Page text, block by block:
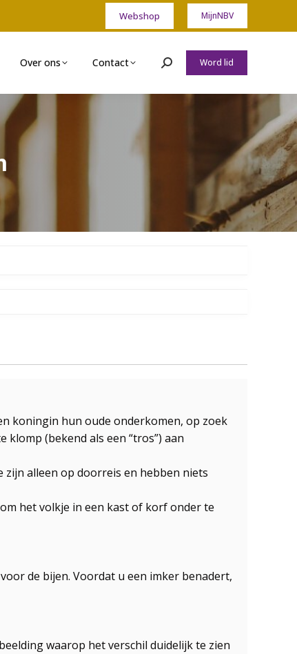
Webshop MijnNBV
Over ons Contact Zoeken:Word lid
koningin hun oude onderkomen, op zoek
(bekend als een “tros”) aan
zijn alleen op doorreis en hebben niets
het volkje in een kast of korf onder te
de bijen. Voordat u een imker benadert,
waarop het verschil duidelijk te zien